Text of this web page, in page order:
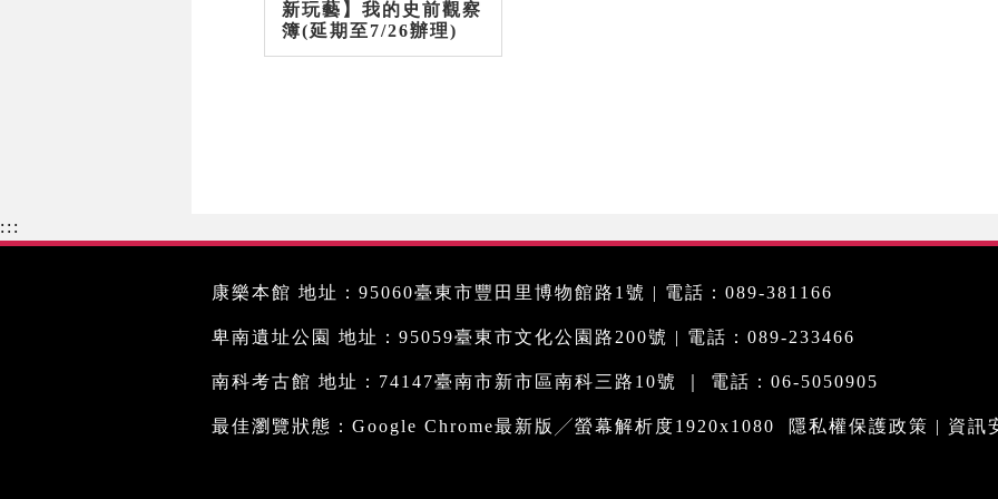
新玩藝】我的史前觀察
簿(延期至7/26辦理)
:::
康樂本館 地址：95060臺東市豐田里博物館路1號 | 電話：089-381166
卑南遺址公園 地址：95059臺東市文化公園路200號 | 電話：089-233466
南科考古館 地址：74147臺南市新市區南科三路10號 ｜ 電話：06-5050905
最佳瀏覽狀態：Google Chrome最新版╱螢幕解析度1920x1080 隱私權保護政策 | 資訊